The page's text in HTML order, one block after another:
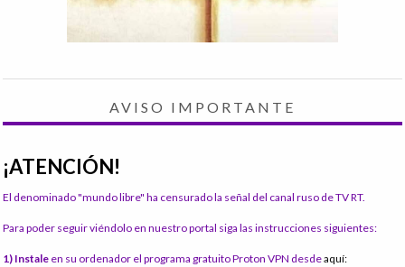
AVISO IMPORTANTE
¡ATENCIÓN!
El denominado "mundo libre" ha censurado la señal del canal ruso de TV RT.
Para poder seguir viéndolo en nuestro portal siga las instrucciones siguientes:
1) Instale en su ordenador el programa gratuito Proton VPN desdeaquí: